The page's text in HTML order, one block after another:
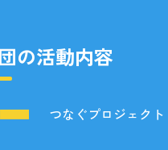
の活動内容
つなぐプロジェクト